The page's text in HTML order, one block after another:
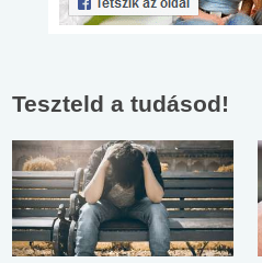
Teszteld a tudásod!